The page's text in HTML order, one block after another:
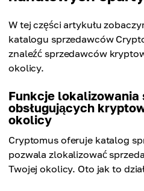
W tej części artykułu
katalogu sprzedawców
znaleźć sprzedawców
okolicy.
Funkcje lokalizowania
obsługujących
okolicy
Cryptomus oferuje katalog
pozwala zlokalizować
Twojej okolicy. Oto jak to